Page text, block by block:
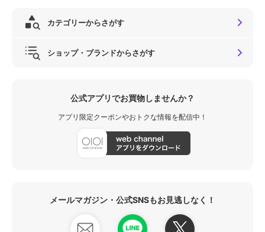
カテゴリーからさがす
ショップ・ブランドからさがす
公式アプリでお買物しませんか？
アプリ限定クーポンやおトクな情報を配信中！
メールマガジン・公式SNSもお見逃しなく！